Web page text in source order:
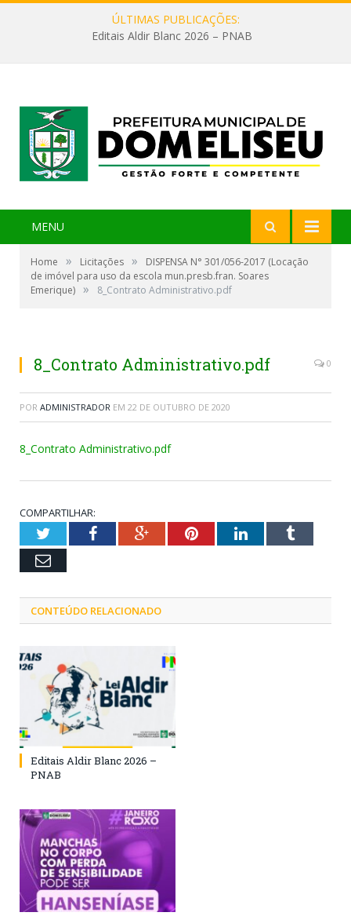
ÚLTIMAS PUBLICAÇÕES:
Editais Aldir Blanc 2026 – PNAB
MENU
Home » Licitações »
DISPENSA N° 301/056-2017 (Locação
de imóvel para uso da escola mun.presb.fran. Soares
Emerique) » 8_Contrato Administrativo.pdf
8_Contrato Administrativo.pdf 0
POR ADMINISTRADOR EM 22 DE OUTUBRO DE 2020
8_Contrato Administrativo.pdf
COMPARTILHAR:
TwitterFacebookGoogle+PinterestLinkedInTumblr
Email
CONTEÚDO RELACIONADO
Editais Aldir Blanc 2026 –
PNAB